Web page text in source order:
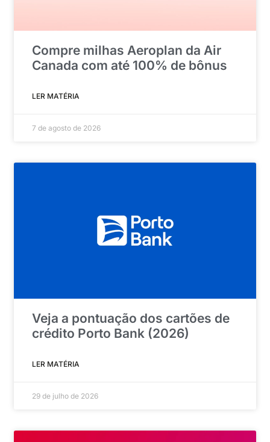
Compre milhas Aeroplan da Air
Canada com até 100% de bônus
LER MATÉRIA
7 de agosto de 2026
Veja a pontuação dos cartões de
crédito Porto Bank (2026)
LER MATÉRIA
29 de julho de 2026